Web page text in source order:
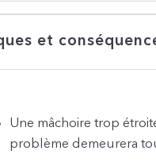
et
Une mâchoire trop
problème demeurera